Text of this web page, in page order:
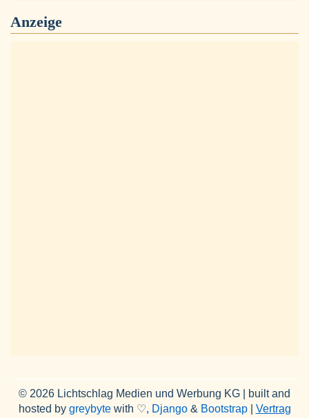
Anzeige
© 2026 Lichtschlag Medien und Werbung KG | built and
hosted by greybytewith ♡, Django& Bootstrap| Vertrag